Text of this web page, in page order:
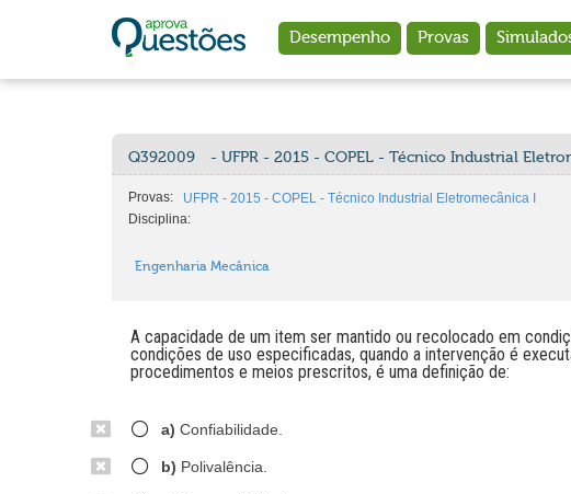
Desempenho Provas
Q392009 - UFPR - 2015 - COPEL - Técnico Industrial
Provas:
UFPR - 2015 - COPEL - Técnico Industrial Eletromecânica I
Disciplina:
Engenharia Mecânica
A capacidade de um item ser mantido ou recolocado em
condições de uso especificadas, quando a intervenção é
procedimentos e meios prescritos, é uma definição de:
a) Confiabilidade.
b) Polivalência.